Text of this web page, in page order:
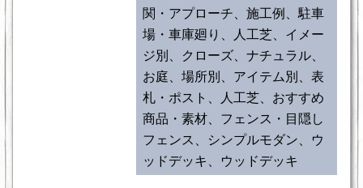
関・アプローチ、施工例、駐車
場・車庫廻り、人工芝、イメー
ジ別、クローズ、ナチュラル、
お庭、場所別、アイテム別、表
札・ポスト、人工芝、おすすめ
商品・素材、フェンス・目隠し
フェンス、シンプルモダン、ウ
ッドデッキ、ウッドデッキ